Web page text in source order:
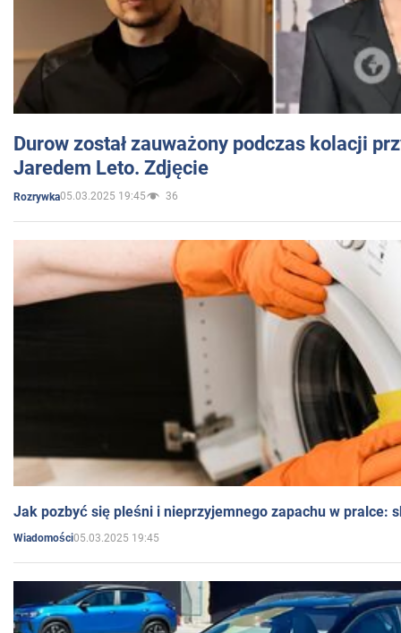
Durow został zauważony podczas kolacji
Jaredem Leto. Zdjęcie
Rozrywka05.03.2025 19:45 36
Jak pozbyć się pleśni i nieprzyjemnego zapachu w pralce:
Wiadomości05.03.2025 19:45